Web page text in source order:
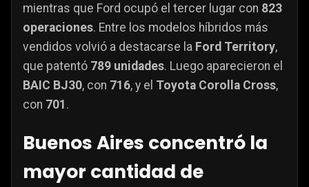
mientras que Ford ocupó el tercer lugar con 823
operaciones. Entre los modelos híbridos más
vendidos volvió a destacarse la Ford Territory,
que patentó 789 unidades. Luego aparecieron el
BAIC BJ30, con 716, y el Toyota Corolla Cross,
con 701 .
Buenos Aires concentró la
mayor cantidad de